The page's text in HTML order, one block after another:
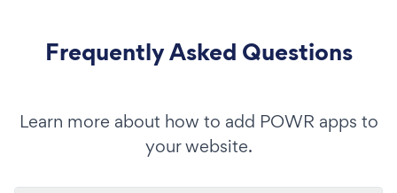
Frequently Asked Questions
Learn more about how to add POWR apps to
your website.